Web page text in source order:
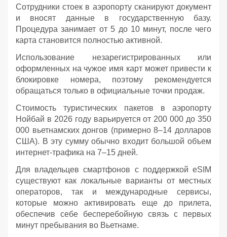
Сотрудники стоек в аэропорту сканируют документ
и вносят данные в государственную базу.
Процедура занимает от 5 до 10 минут, после чего
карта становится полностью активной.
Использование незарегистрированных или
оформленных на чужое имя карт может привести к
блокировке номера, поэтому рекомендуется
обращаться только в официальные точки продаж.
Стоимость туристических пакетов в аэропорту
Нойбай в 2026 году варьируется от 200 000 до 350
000 вьетнамских донгов (примерно 8–14 долларов
США). В эту сумму обычно входит большой объем
интернет-трафика на 7–15 дней.
Для владельцев смартфонов с поддержкой eSIM
существуют как локальные варианты от местных
операторов, так и международные сервисы,
которые можно активировать еще до прилета,
обеспечив себе бесперебойную связь с первых
минут пребывания во Вьетнаме.